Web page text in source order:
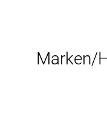
Marken/